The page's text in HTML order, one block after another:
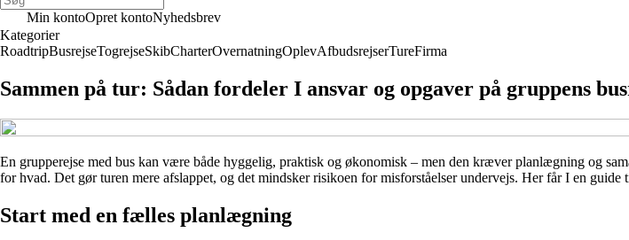
Min kontoOpret kontoNyhedsbrev
Kategorier
RoadtripBusrejseTogrejseSkibCharterOvernatningOplevAfbudsrejserTureFirma
Sammen på tur: Sådan fordeler I ansvar og opgaver på gruppens
En grupperejse med bus kan være både hyggelig, praktisk og økonomisk – men den kræver planlægning og
for hvad. Det gør turen mere afslappet, og det mindsker risikoen for misforståelser undervejs. Her får I en
Start med en fælles planlægning